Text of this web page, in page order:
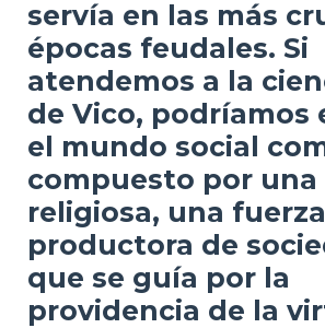
servía en las más
épocas feudales. Si
atendemos a la
de Vico, podríamos
el mundo social
compuesto por una
religiosa, una fuerza
productora de
que se guía por la
providencia de la